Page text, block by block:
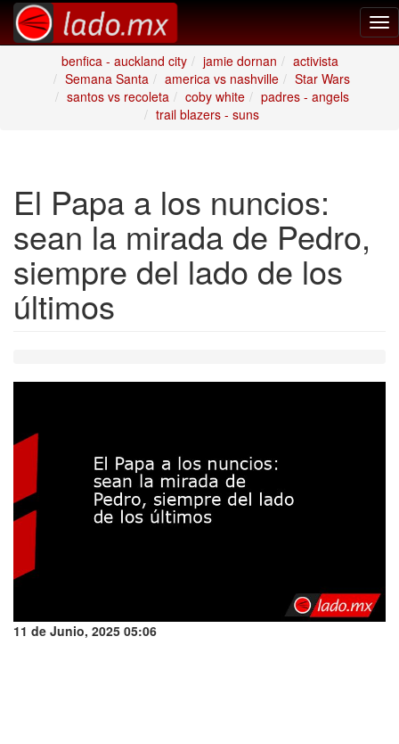
benfica - auckland city
jamie dornan
activista
Semana Santa
america vs nashville
Star Wars
santos vs recoleta
coby white
padres - angels
trail blazers - suns
El Papa a los nuncios:
sean la mirada de Pedro,
siempre del lado de los
últimos
11 de Junio, 2025 05:06